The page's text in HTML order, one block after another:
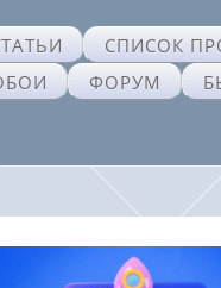
СПИСОК
ФОРУМ